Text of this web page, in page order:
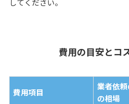
してください。
費用の目安とコ
費用項目
業者依
の相場